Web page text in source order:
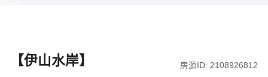
【伊山水岸】 房源ID: 2108926812